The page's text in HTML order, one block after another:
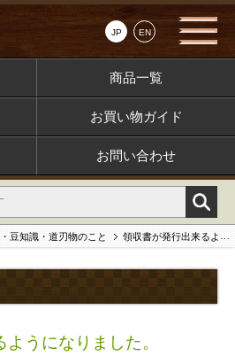
JP EN
商品一覧
お買い物ガイド
お問い合わせ
豆知識・道刃物のこと 領収書が発行出来るようになりました。
うになりました。